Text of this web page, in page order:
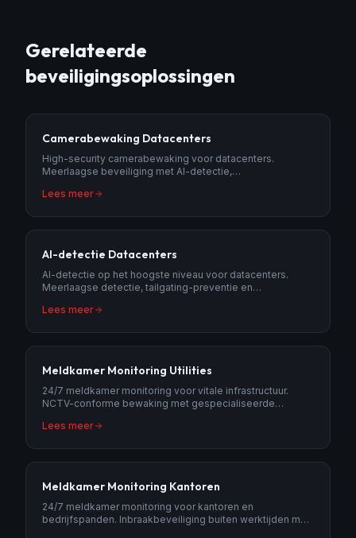
Gerelateerde
beveiligingsoplossingen
Camerabewaking Datacenters
High-security camerabewaking voor datacenters.
Meerlaagse beveiliging met AI-detectie,
Lees meer
AI-detectie Datacenters
AI-detectie op het hoogste niveau voor datacenters.
Meerlaagse detectie, tailgating-preventie en
Lees meer
Meldkamer Monitoring Utilities
24/7 meldkamer monitoring voor vitale infrastructuur.
NCTV-conforme bewaking met gespecialiseerde
Lees meer
Meldkamer Monitoring Kantoren
24/7 meldkamer monitoring voor kantoren en
bedrijfspanden. Inbraakbeveiliging buiten werktijden met